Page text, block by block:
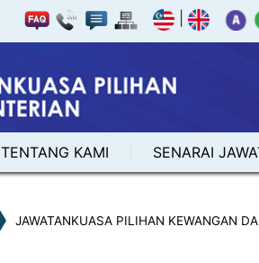
TENTANG KAMI SENARAI
JAWATANKUASA PILIHAN KEWANGAN